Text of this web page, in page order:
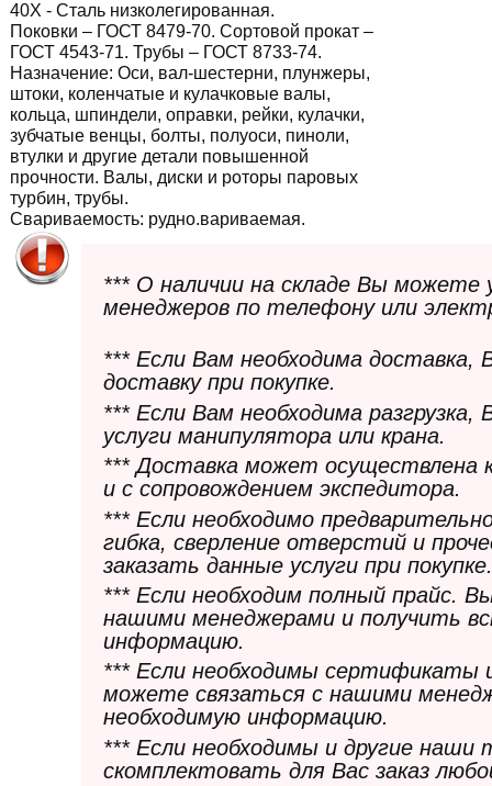
40Х - Сталь низколегированная.
Поковки – ГОСТ 8479-70. Сортовой прокат –
ГОСТ 4543-71. Трубы – ГОСТ 8733-74.
Назначение: Оси, вал-шестерни, плунжеры,
штоки, коленчатые и кулачковые валы,
кольца, шпиндели, оправки, рейки, кулачки,
зубчатые венцы, болты, полуоси, пиноли,
втулки и другие детали повышенной
прочности. Валы, диски и роторы паровых
турбин, трубы.
Свариваемость: рудно.вариваемая.
*** О наличии на складе Вы можете
менеджеров по телефону или
*** Если Вам необходима
доставку при покупке.
*** Если Вам необходима
услуги манипулятора или крана.
*** Доставка может осуществлена
и с сопровождением экспедитора.
*** Если необходимо
гибка, сверление отверстий и
заказать данные услуги при покупке.
*** Если необходим полный прайс.
нашими менеджерами и получить
информацию.
*** Если необходимы сертификаты
можете связаться с нашими
необходимую информацию.
*** Если необходимы и другие
скомплектовать для Вас заказ